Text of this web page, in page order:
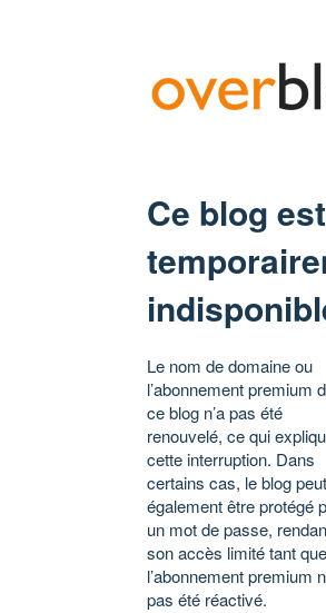
Ce blog est
Le nom de domaine ou
l’abonnement premium
ce blog n’a pas été
renouvelé, ce qui
cette interruption. Dans
certains cas, le blog peut
également être protégé
un mot de passe,
son accès limité tant que
l’abonnement premium
pas été réactivé.